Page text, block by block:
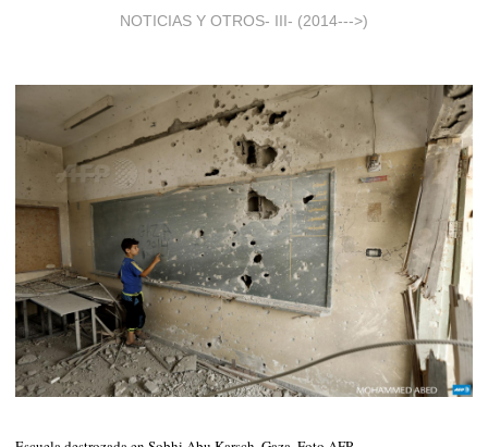
NOTICIAS Y OTROS- III- (2014--->)